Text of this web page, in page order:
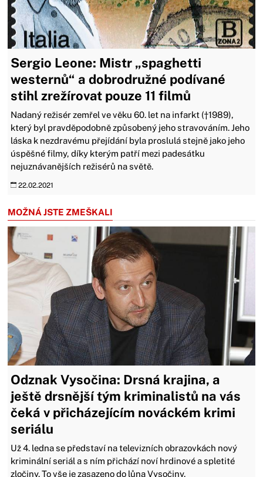
Sergio Leone: Mistr „spaghetti
westernů“ a dobrodružné podívané
stihl zrežírovat pouze 11 filmů
Nadaný režisér zemřel ve věku 60. let na infarkt (†1989),
který byl pravděpodobně způsobený jeho stravováním. Jeho
láska k nezdravému přejídání byla proslulá stejně jako jeho
úspěšné filmy, díky kterým patří mezi padesátku
nejuznávanějších režisérů na světě.
22.02.2021
MOŽNÁ JSTE ZMEŠKALI
Odznak Vysočina: Drsná krajina, a
ještě drsnější tým kriminalistů na vás
čeká v přicházejícím nováckém krimi
seriálu
Už 4. ledna se představí na televizních obrazovkách nový
kriminální seriál a s ním přichází noví hrdinové a spletité
zločiny. To vše je zasazeno do lůna Vysočiny.